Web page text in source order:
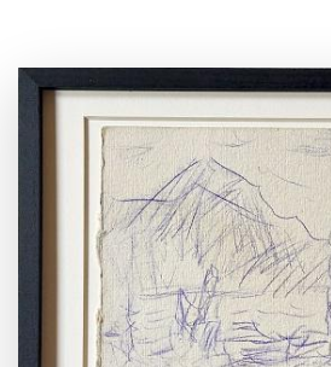
Publikationen
Über Uns
Kontakt
ANSEHEN